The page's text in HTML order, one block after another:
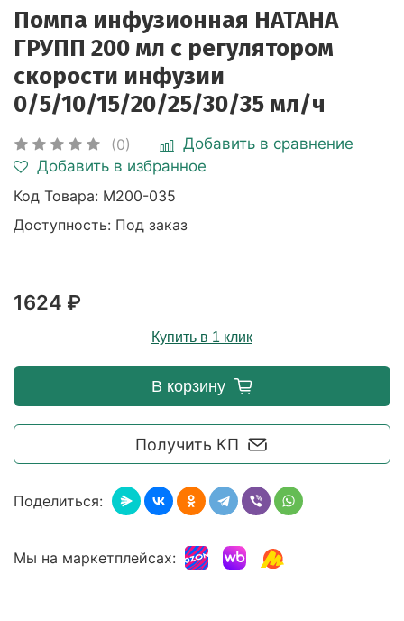
Помпа инфузионная НАТАНА
ГРУПП 200 мл с регулятором
скорости инфузии
0/5/10/15/20/25/30/35 мл/ч
(0)
Добавить в сравнение
Добавить в избранное
Код Товара: M200-035
Доступность: Под заказ
1624 ₽
Купить в 1 клик
Получить КП
В корзину
Поделиться:
Мы на маркетплейсах: